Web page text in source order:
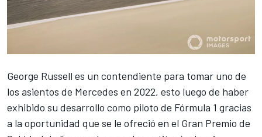
George Russell es un contendiente para tomar uno de
los asientos de Mercedes en 2022, esto luego de haber
exhibido su desarrollo como piloto de Fórmula 1 gracias
a la oportunidad que se le ofreció en el Gran Premio de